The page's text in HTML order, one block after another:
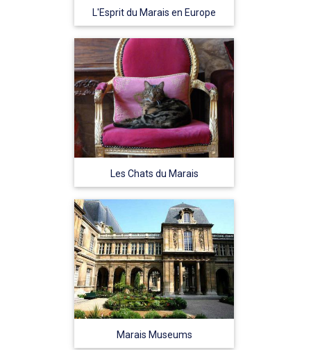
L'Esprit du Marais en Europe
Les Chats du Marais
Marais Museums